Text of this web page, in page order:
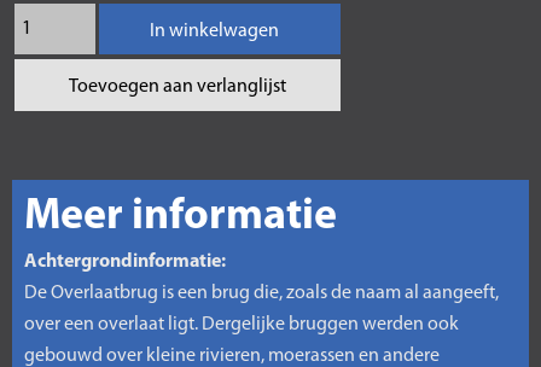
In winkelwagen
Toevoegen aan verlanglijst
Meer informatie
Achtergrondinformatie:
De Overlaatbrug is een brug die, zoals de naam al aangeeft,
over een overlaat ligt. Dergelijke bruggen werden ook
gebouwd over kleine rivieren, moerassen en andere